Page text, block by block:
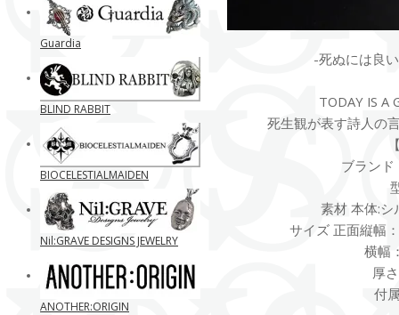
-死ぬには良
TODAY IS A
死生観が表す詩人の
ブランド
素材 本体:シ
サイズ 正面縦幅
横幅
厚
付
Guardia
BLIND RABBIT
BIOCELESTIALMAIDEN
Nil:GRAVE DESIGNS JEWELRY
ANOTHER:ORIGIN